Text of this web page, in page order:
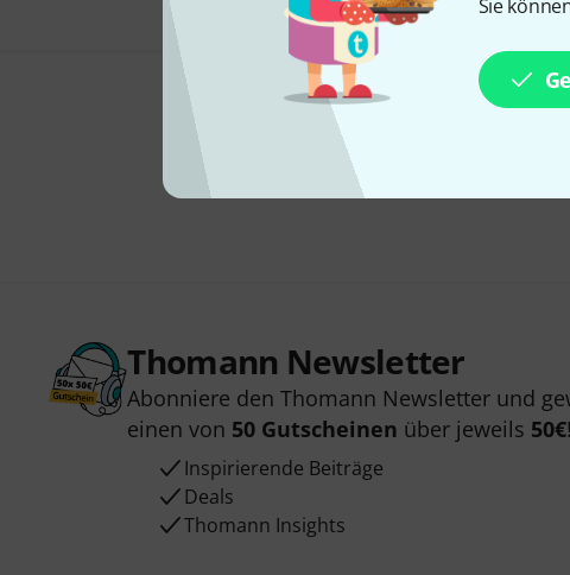
Sie
Thomann Newsletter
Abonniere den Thomann Newsletter und
einen von 50 Gutscheinen über jeweils 50€!
Inspirierende Beiträge
Deals
Thomann Insights